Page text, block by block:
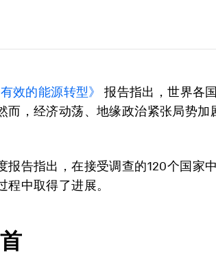
效的能源转型》
报告指出，世界各
而，经济动荡、地缘政治紧张局势加
报告指出，在接受调查的120个国家
中取得了进展。